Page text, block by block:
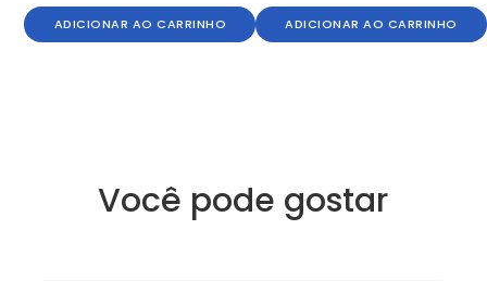
ADICIONAR AO CARRINHO ADICIONAR AO CARRINHO
Você pode gostar